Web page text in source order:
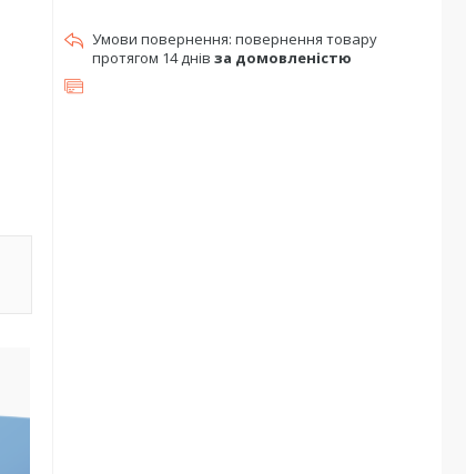
повернення товару
протягом 14 днів за домовленістю